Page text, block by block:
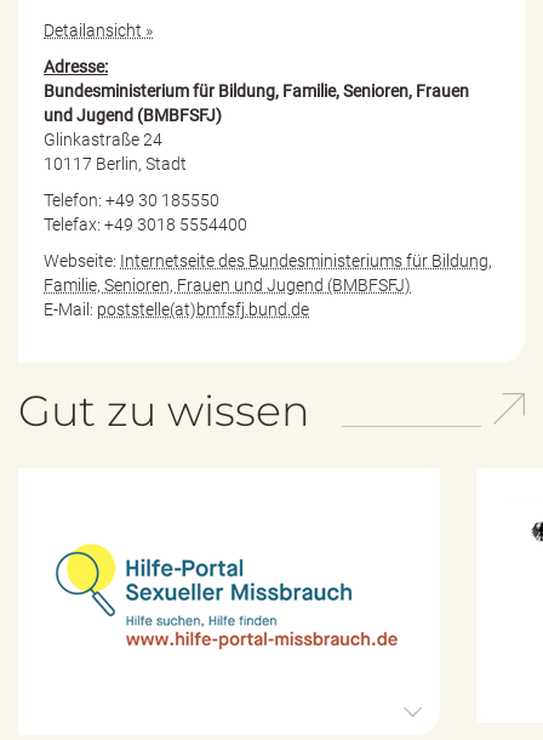
Detailansicht »
Adresse:
Bundesministerium für Bildung, Familie, Senioren, Frauen
und Jugend (BMBFSFJ)
Glinkastraße 24
10117 Berlin, Stadt
Telefon: +49 30 185550
Telefax: +49 3018 5554400
Webseite: Internetseite des Bundesministeriums für Bildung,
Familie, Senioren, Frauen und Jugend (BMBFSFJ)
E-Mail: poststelle(at)bmfsfj.bund.de
Gut zu wissen